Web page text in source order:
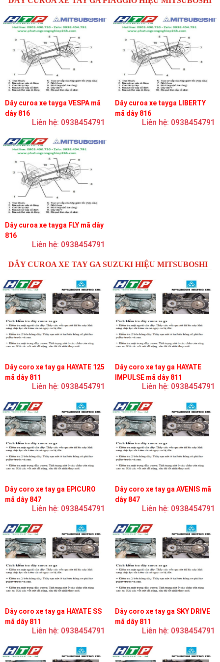
Dây curoa xe tayga VESPA mã
dây 816
Liên hệ: 0938454791
Dây curoa xe tayga LIBERTY
mã dây 816
Liên hệ: 0938454791
Dây curoa xe tayga FLY mã dây
816
Liên hệ: 0938454791
DÂY CUROA XE TAY GA SUZUKI HIỆU MITSUBOSHI
Dây coro xe tay ga HAYATE 125
mã dây 811
Liên hệ: 0938454791
Dây coro xe tay ga HAYATE
IMPULSE mã dây 811
Liên hệ: 0938454791
Dây coro xe tay ga EPICURO
mã dây 847
Liên hệ: 0938454791
Dây coro xe tay ga AVENIS mã
dây 847
Liên hệ: 0938454791
Dây coro xe tay ga HAYATE SS
mã dây 811
Liên hệ: 0938454791
Dây coro xe tay ga SKY DRIVE
mã dây 811
Liên hệ: 0938454791